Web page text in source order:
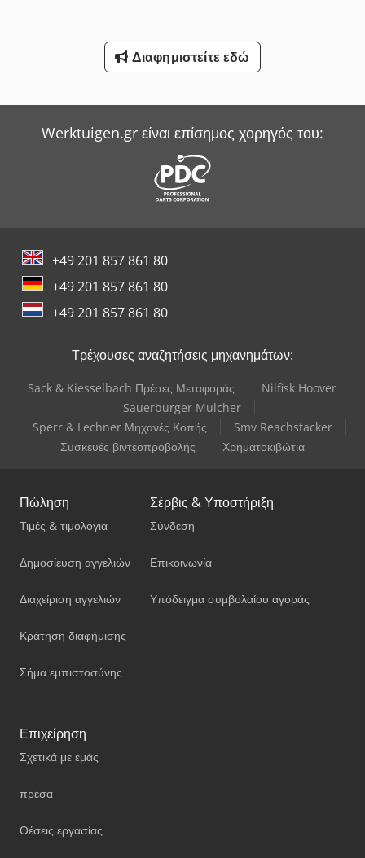
Διαφημιστείτε εδώ
Werktuigen.gr είναι επίσημος χορηγός του:
+49 201 857 861 80
+49 201 857 861 80
+49 201 857 861 80
Τρέχουσες αναζητήσεις μηχανημάτων:
Sack & Kiesselbach Πρέσες Μεταφοράς
Nilfisk Hoover
Sauerburger Mulcher
Sperr & Lechner Μηχανές Κοπής
Smv Reachstacker
Συσκευές βιντεοπροβολής
Χρηματοκιβώτια
Πώληση
Τιμές & τιμολόγια
Δημοσίευση αγγελιών
Διαχείριση αγγελιών
Κράτηση διαφήμισης
Σήμα εμπιστοσύνης
Σέρβις & Υποστήριξη
Σύνδεση
Επικοινωνία
Υπόδειγμα συμβολαίου αγοράς
Επιχείρηση
Σχετικά με εμάς
πρέσα
Θέσεις εργασίας